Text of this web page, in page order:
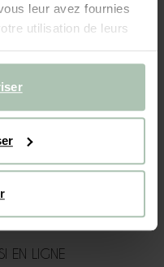
leur avez fournies
utilisation de leurs
EN LIGNE